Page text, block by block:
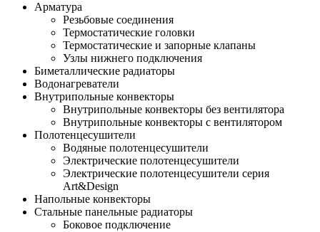
Арматура
Резьбовые соединения
Термостатические головки
Термостатические и запорные клапаны
Узлы нижнего подключения
Биметаллические радиаторы
Водонагреватели
Внутрипольные конвекторы
Внутрипольные конвекторы без вентилятора
Внутрипольные конвекторы с вентилятором
Полотенцесушители
Водяные полотенцесушители
Электрические полотенцесушители
Электрические полотенцесушители серия
Art&Design
Напольные конвекторы
Стальные панельные радиаторы
Боковое подключение